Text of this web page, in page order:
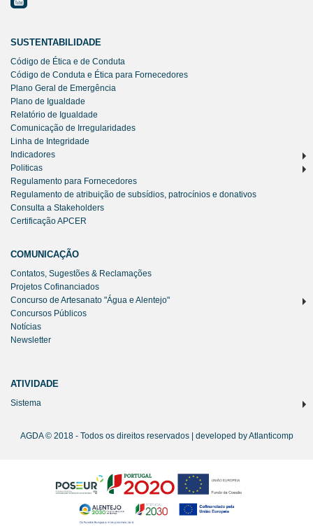
SUSTENTABILIDADE
Código de Ética e de Conduta
Código de Conduta e Ética para Fornecedores
Plano Geral de Emergência
Plano de Igualdade
Relatório de Igualdade
Comunicação de Irregularidades
Linha de Integridade
Indicadores
Politicas
Regulamento para Fornecedores
Regulamento de atribuição de subsídios, patrocínios e donativos
Consulta a Stakeholders
Certificação APCER
COMUNICAÇÃO
Contatos, Sugestões & Reclamações
Projetos Cofinanciados
Concurso de Artesanato "Água e Alentejo"
Concursos Públicos
Notícias
Newsletter
ATIVIDADE
Sistema
AGDA © 2018 - Todos os direitos reservados | developed byAtlanticomp